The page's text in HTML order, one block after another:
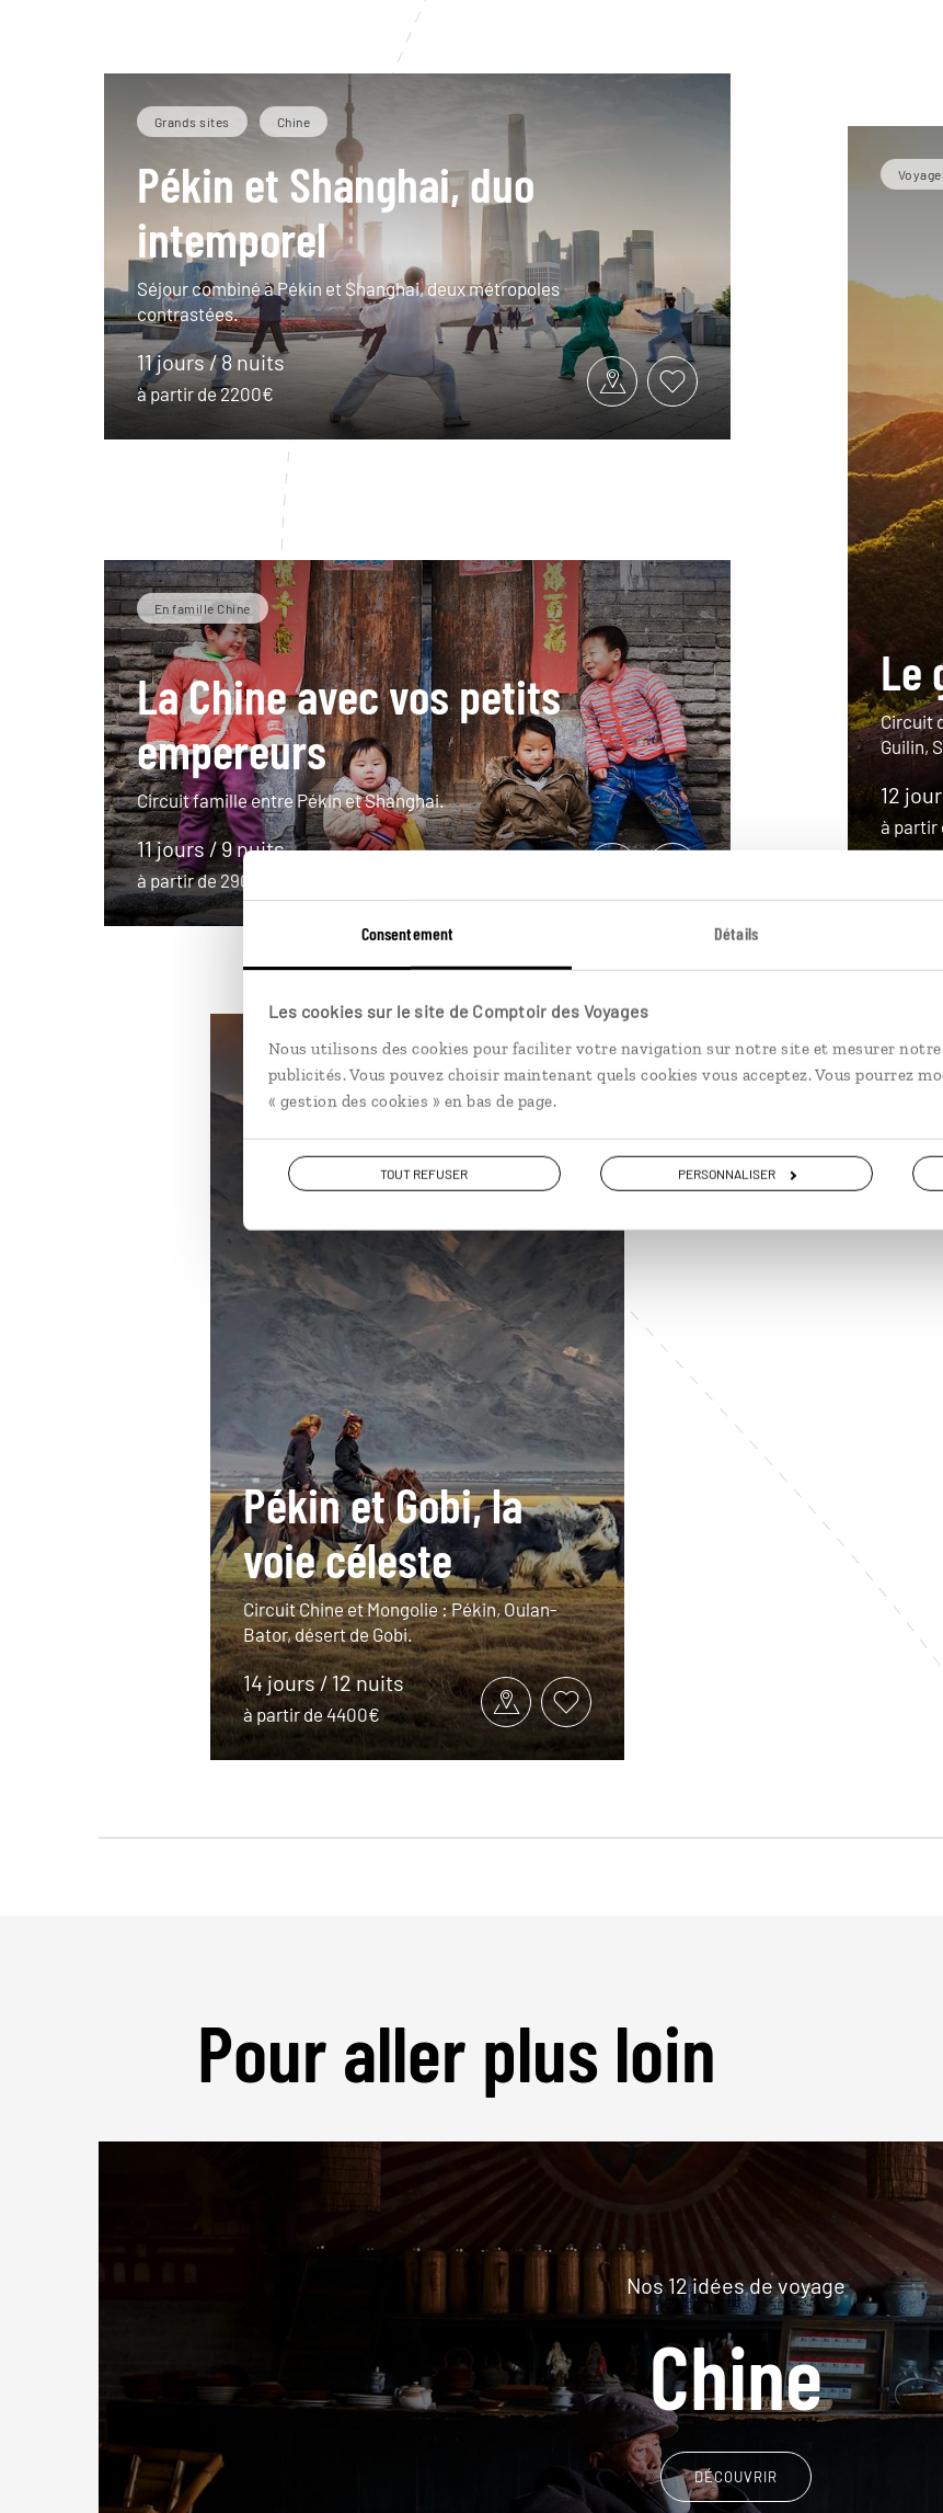
Consentement Détails
Les cookies sur le site de Comptoir des Voyages
Nous utilisons des cookies pour faciliter votre navigation sur notre site et mesurer notre
publicités. Vous pouvez choisir maintenant quels cookies vous acceptez. Vous pourrez
« gestion des cookies » en bas de page.
TOUT REFUSER PERSONNALISER
Grands sites Chine
Pékin et Shanghai, duo
intemporel
Séjour combiné à Pékin et Shanghai, deux métropoles
contrastées.
11 jours / 8 nuits
à partir de 2200€
En famille Chine
La Chine avec vos petits
empereurs
Circuit famille entre Pékin et Shanghai.
11 jours / 9 nuits
à partir de 2900€
Le
Circuit
Guilin,
12
à partir
Pékin et Gobi, la
voie céleste
Circuit Chine et Mongolie : Pékin, Oulan-
Bator, désert de Gobi.
14 jours / 12 nuits
à partir de 4400€
Pour aller plus loin
Nos 12 idées de voyage
Chine
DÉCOUVRIR